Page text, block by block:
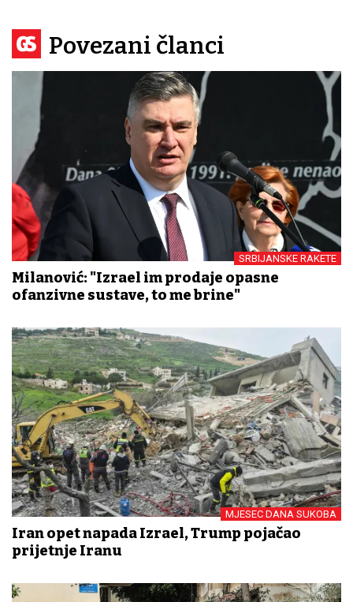
Povezani članci
SRBIJANSKE RAKETE
Milanović: "Izrael im prodaje opasne
ofanzivne sustave, to me brine"
MJESEC DANA SUKOBA
Iran opet napada Izrael, Trump pojačao
prijetnje Iranu